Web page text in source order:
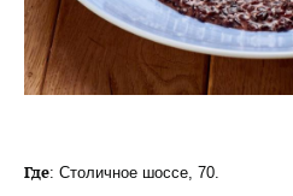
Где: Столичное шоссе, 70.